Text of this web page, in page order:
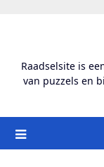
inhoudRaadselsite is
van puzzels en